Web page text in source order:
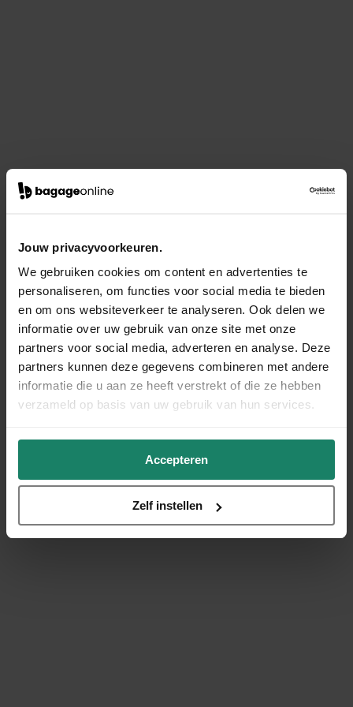
Jouw privacyvoorkeuren.
We gebruiken cookies om content en advertenties te
personaliseren, om functies voor social media te bieden
en om ons websiteverkeer te analyseren. Ook delen we
informatie over uw gebruik van onze site met onze
partners voor social media, adverteren en analyse. Deze
partners kunnen deze gegevens combineren met andere
informatie die u aan ze heeft verstrekt of die ze hebben
verzameld op basis van uw gebruik van hun services.
Accepteren
Zelf instellen